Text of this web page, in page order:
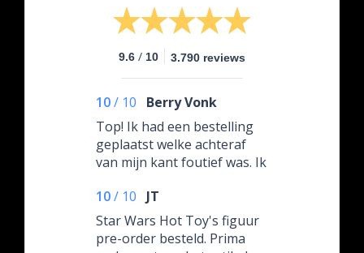
9.6 / 10 3.790 reviews
10/ 10
Berry Vonk
Top! Ik had een bestelling
geplaatst welke achteraf
van mijn kant foutief was. Ik
opgenomen en werd enorm
vriendelijk en snel te woord
gestaan. Het pakketje heb
10/ 10
JT
Star Wars Hot Toy's figuur
pre-order besteld. Prima